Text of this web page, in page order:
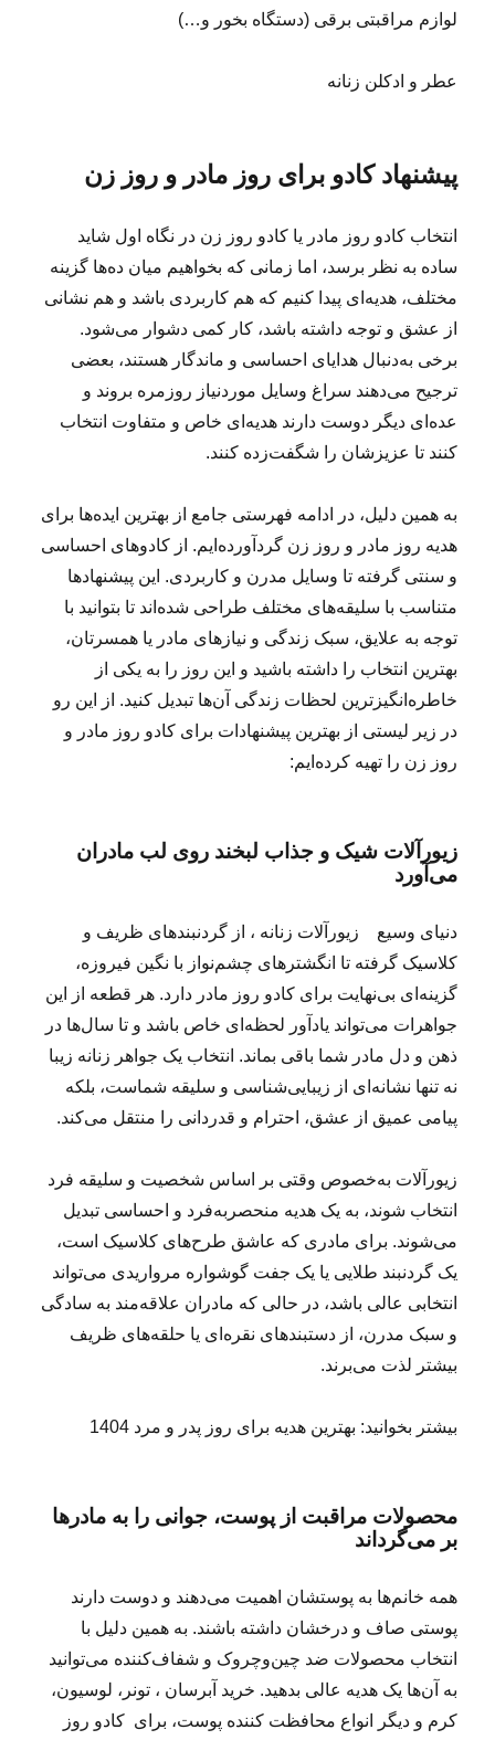
لوازم مراقبتی برقی (دستگاه بخور و…)
عطر و ادکلن زنانه
پیشنهاد کادو برای روز مادر و روز زن
انتخاب کادو روز مادر یا کادو روز زن در نگاه اول شاید
ساده به نظر برسد، اما زمانی که بخواهیم میان ده‌ها گزینه
مختلف، هدیه‌ای پیدا کنیم که هم کاربردی باشد و هم نشانی
از عشق و توجه داشته باشد، کار کمی دشوار می‌شود.
برخی به‌دنبال هدایای احساسی و ماندگار هستند، بعضی
ترجیح می‌دهند سراغ وسایل موردنیاز روزمره بروند و
عده‌ای دیگر دوست دارند هدیه‌ای خاص و متفاوت انتخاب
کنند تا عزیزشان را شگفت‌زده کنند.
به همین دلیل، در ادامه فهرستی جامع از بهترین ایده‌ها برای
هدیه روز مادر و روز زن گردآورده‌ایم. از کادوهای احساسی
و سنتی گرفته تا وسایل مدرن و کاربردی. این پیشنهادها
متناسب با سلیقه‌های مختلف طراحی شده‌اند تا بتوانید با
توجه به علایق، سبک زندگی و نیازهای مادر یا همسرتان،
بهترین انتخاب را داشته باشید و این روز را به یکی از
خاطره‌انگیزترین لحظات زندگی آن‌ها تبدیل کنید. از این رو
در زیر لیستی از بهترین پیشنهادات برای کادو روز مادر و
روز زن را تهیه کرده‌ایم:
زیورآلات شیک و جذاب لبخند روی لب مادران
می‌آورد
دنیای وسیع زیورآلات زنانه ، از گردنبندهای ظریف و
کلاسیک گرفته تا انگشترهای چشم‌نواز با نگین فیروزه،
گزینه‌ای بی‌نهایت برای کادو روز مادر دارد. هر قطعه از این
جواهرات می‌تواند یادآور لحظه‌ای خاص باشد و تا سال‌ها در
ذهن و دل مادر شما باقی بماند. انتخاب یک جواهر زنانه زیبا
نه تنها نشانه‌ای از زیبایی‌شناسی و سلیقه شماست، بلکه
پیامی عمیق از عشق، احترام و قدردانی را منتقل می‌کند.
زیورآلات به‌خصوص وقتی بر اساس شخصیت و سلیقه فرد
انتخاب شوند، به یک هدیه منحصربه‌فرد و احساسی تبدیل
می‌شوند. برای مادری که عاشق طرح‌های کلاسیک است،
یک گردنبند طلایی یا یک جفت گوشواره مرواریدی می‌تواند
انتخابی عالی باشد، در حالی که مادران علاقه‌مند به سادگی
و سبک مدرن، از دستبندهای نقره‌ای یا حلقه‌های ظریف
بیشتر لذت می‌برند.
بیشتر بخوانید: بهترین هدیه برای روز پدر و مرد 1404
محصولات مراقبت از پوست، جوانی را به مادرها
بر می‌گرداند
همه خانم‌ها به پوستشان اهمیت می‌دهند و دوست دارند
پوستی صاف و درخشان داشته باشند. به همین دلیل با
انتخاب محصولات ضد چین‌وچروک و شفاف‌کننده می‌توانید
به آن‌ها یک هدیه عالی بدهید. خرید آبرسان ، تونر، لوسیون،
کرم و دیگر انواع محافظت کننده پوست، برای کادو روز